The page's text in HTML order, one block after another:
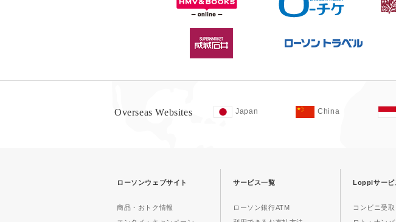
Overseas Websites Japan China
ローソンウェブサイト
商品・おトク情報
サービス一覧
ローソン銀行ATM
Loppiサービ
コンビニ受